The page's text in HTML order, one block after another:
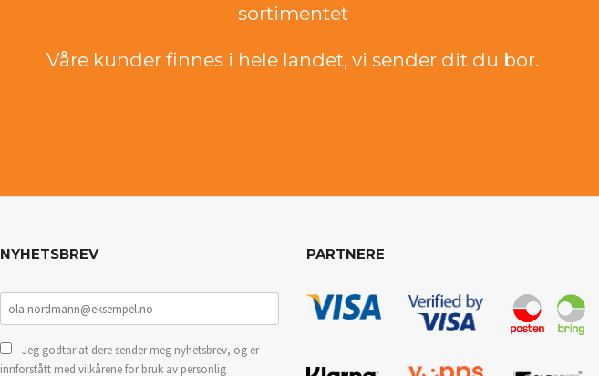
sortimentet
Våre kunder finnes i hele landet, vi sender dit du bor.
NYHETSBREV
Jeg godtar at dere sender meg nyhetsbrev, og er
innforstått med vilkårene for bruk av personlig
PARTNERE